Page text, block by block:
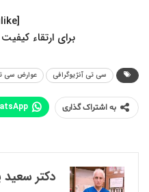
.برای ارتقاء
سی تی آنژیوگرافی عوارض سی
به اشتراک گذاری
دکتر سعید